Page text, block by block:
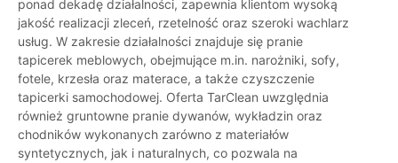
ponad dekadę działalności, zapewnia klientom wysoką
jakość realizacji zleceń, rzetelność oraz szeroki wachlarz
usług. W zakresie działalności znajduje się pranie
tapicerek meblowych, obejmujące m.in. narożniki, sofy,
fotele, krzesła oraz materace, a także czyszczenie
tapicerki samochodowej. Oferta TarClean uwzględnia
również gruntowne pranie dywanów, wykładzin oraz
chodników wykonanych zarówno z materiałów
syntetycznych, jak i naturalnych, co pozwala na